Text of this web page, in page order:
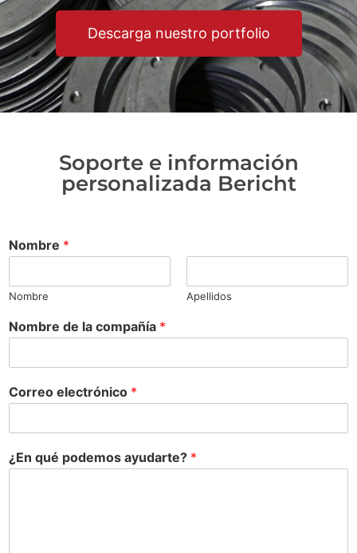
Descarga nuestro portfolio
Soporte e información
personalizada Bericht
Nombre *
Nombre Apellidos
Nombre de la compañía *
Correo electrónico *
¿En qué podemos ayudarte? *